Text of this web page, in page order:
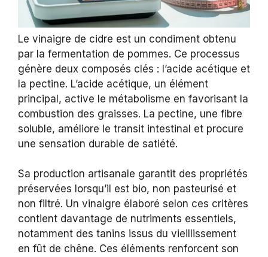
Le vinaigre de cidre est un condiment obtenu
par la fermentation de pommes. Ce processus
génère deux composés clés : l’acide acétique et
la pectine. L’acide acétique, un élément
principal, active le métabolisme en favorisant la
combustion des graisses. La pectine, une fibre
soluble, améliore le transit intestinal et procure
une sensation durable de satiété.
Sa production artisanale garantit des propriétés
préservées lorsqu’il est bio, non pasteurisé et
non filtré. Un vinaigre élaboré selon ces critères
contient davantage de nutriments essentiels,
notamment des tanins issus du vieillissement
en fût de chêne. Ces éléments renforcent son